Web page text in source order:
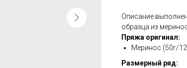
Описание
образца из
Пряжа оригинал:
Меринос (50г/
Размерный ряд: